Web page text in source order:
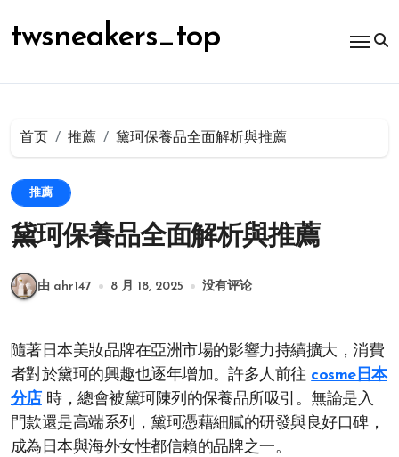
容
twsneakers_top
首页 推薦 黛珂保養品全面解析與推薦
推薦
黛珂保養品全面解析與推薦
由 ahr147 8 月 18, 2025 没有评论
隨著日本美妝品牌在亞洲市場的影響力持續擴大，消費
者對於黛珂的興趣也逐年增加。許多人前往 cosme日本
分店 時，總會被黛珂陳列的保養品所吸引。無論是入
門款還是高端系列，黛珂憑藉細膩的研發與良好口碑，
成為日本與海外女性都信賴的品牌之一。